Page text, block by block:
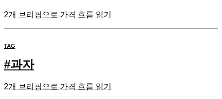
2개 브리핑으로 가격 흐름 읽기
TAG
#과자
2개 브리핑으로 가격 흐름 읽기